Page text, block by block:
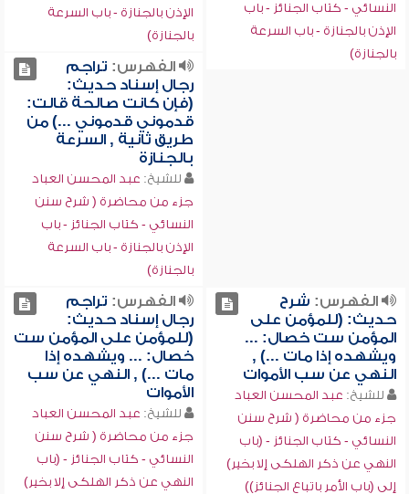
النسائي - كتاب الجنائز - باب
الإذن بالجنازة - باب السرعة
بالجنازة)
الإذن بالجنازة - باب السرعة
بالجنازة)
الفهرس: تراجم
رجال إسناد حديث:
(فإن كانت صالحة قالت:
قدموني قدموني ...) من
طريق ثانية , السرعة
بالجنازة
للشيخ: عبد المحسن العباد
جزء من محاضرة ( شرح سنن
النسائي - كتاب الجنائز - باب
الإذن بالجنازة - باب السرعة
بالجنازة)
الفهرس: شرح
حديث: (للمؤمن على
المؤمن ست خصال: ...
ويشهده إذا مات ...) ,
النهي عن سب الأموات
للشيخ: عبد المحسن العباد
جزء من محاضرة ( شرح سنن
النسائي - كتاب الجنائز - (باب
النهي عن ذكر الهلكى إلا بخير)
إلى (باب الأمر باتباع الجنائز))
الفهرس: تراجم
رجال إسناد حديث:
(للمؤمن على المؤمن ست
خصال: ... ويشهده إذا
مات ...) , النهي عن سب
الأموات
للشيخ: عبد المحسن العباد
جزء من محاضرة ( شرح سنن
النسائي - كتاب الجنائز - (باب
النهي عن ذكر الهلكى إلا بخير)